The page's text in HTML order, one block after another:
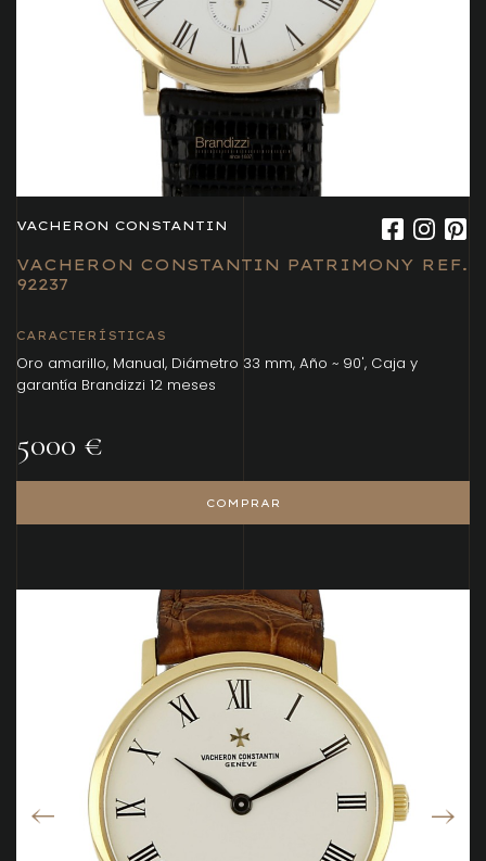
VACHERON CONSTANTIN
VACHERON CONSTANTIN PATRIMONY REF.
92237
CARACTERÍSTICAS
Oro amarillo, Manual, Diámetro 33 mm, Año ~ 90', Caja y
garantía Brandizzi 12 meses
5000 €
COMPRAR